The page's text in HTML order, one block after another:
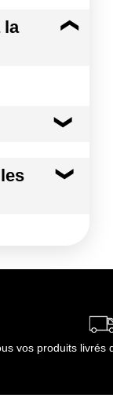
la
108 kj
0.06 g
vos produits livrés